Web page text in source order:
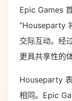
Epic Games
“Houseparty
交际互动。经
更具共享性的
Houseparty
相同。Epic